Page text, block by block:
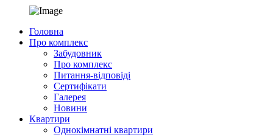
Головна
Про комплекс
Забудовник
Про комплекс
Питання-відповіді
Сертифікати
Галерея
Новини
Квартири
Однокімнатні квартири